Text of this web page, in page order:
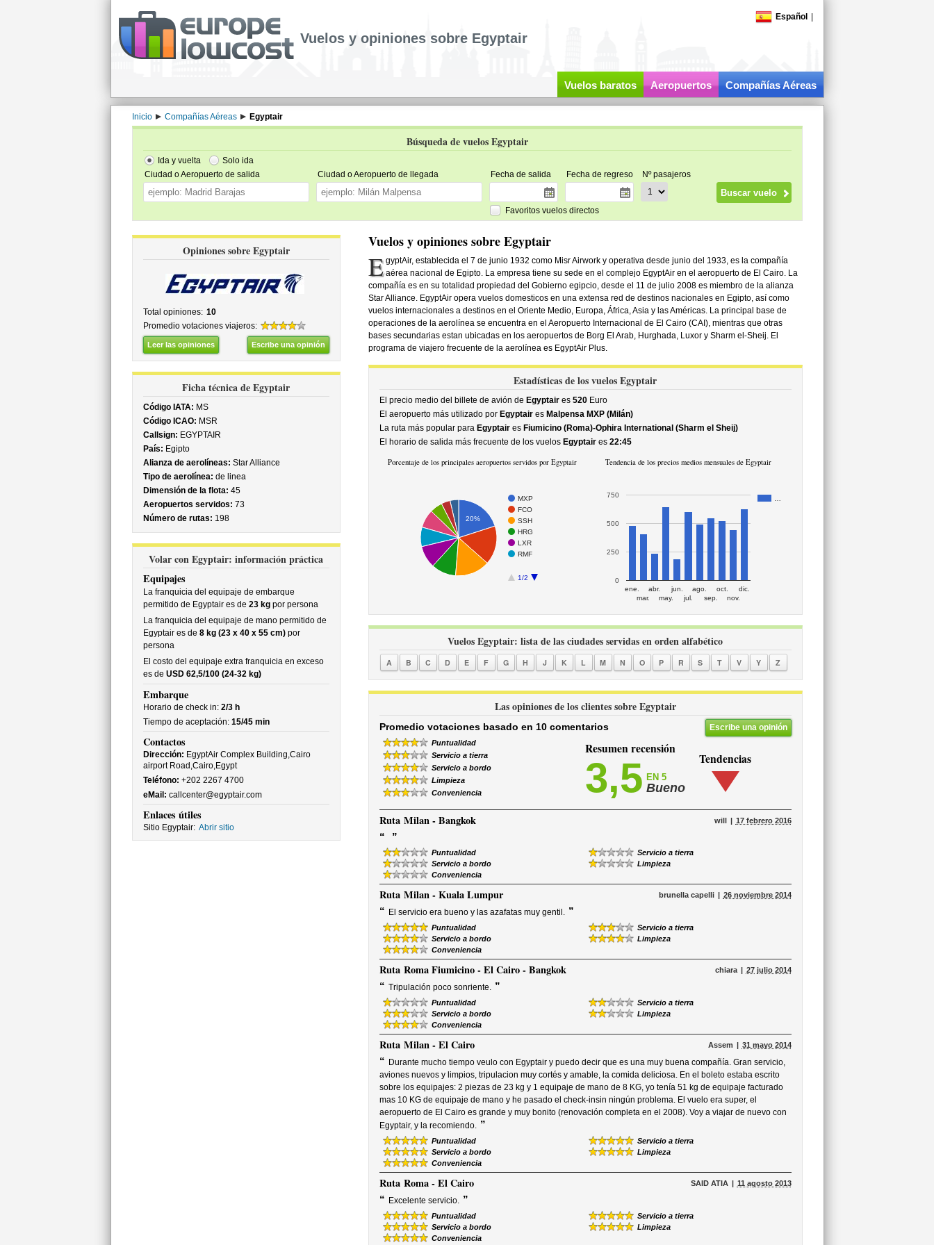
Español
Vuelos y opiniones sobre Egyptair
Vuelos baratos Aeropuertos Compañías Aéreas
Inicio Compañías Aéreas Egyptair
Búsqueda de vuelos Egyptair
Ida y vuelta
Solo ida
Ciudad o Aeropuerto de salida
Ciudad o Aeropuerto de llegada Fecha de salida Fecha de regreso Nº pasajeros
Favoritos vuelos directos
Opiniones sobre Egyptair
Total opiniones: 10
Promedio votaciones viajeros:
Leer las opiniones Escribe una opinión
Ficha técnica de Egyptair
Código IATA: MS
Código ICAO: MSR
Callsign: EGYPTAIR
País: Egipto
Alianza de aerolíneas: Star Alliance
Tipo de aerolínea: de linea
Dimensión de la flota: 45
Aeropuertos servidos: 73
Número de rutas: 198
Volar con Egyptair: información práctica
Equipajes
La franquicia del equipaje de embarque
permitido de Egyptair es de 23 kgpor persona
La franquicia del equipaje de mano permitido de
Egyptair es de 8 kg (23 x 40 x 55 cm)por
persona
El costo del equipaje extra franquicia en exceso
es de USD 62,5/100 (24-32 kg)
Embarque
Horario de check in: 2/3 h
Tiempo de aceptación: 15/45 min
Contactos
Dirección: EgyptAir Complex Building,Cairo
airport Road,Cairo,Egypt
Teléfono: +202 2267 4700
eMail: callcenter@egyptair.com
Enlaces útiles
Sitio Egyptair: Abrir sitio
Vuelos y opiniones sobre Egyptair
E gyptAir, establecida el 7 de junio 1932 como Misr Airwork y operativa desde junio del 1933, es la compañía
aérea nacional de Egipto. La empresa tiene su sede en el complejo EgyptAir en el aeropuerto de El Cairo. La
compañía es en su totalidad propiedad del Gobierno egipcio, desde el 11 de julio 2008 es miembro de la alianza
Star Alliance. EgyptAir opera vuelos domesticos en una extensa red de destinos nacionales en Egipto, así como
vuelos internacionales a destinos en el Oriente Medio, Europa, África, Asia y las Américas. La principal base de
operaciones de la aerolínea se encuentra en el Aeropuerto Internacional de El Cairo (CAI), mientras que otras
bases secundarias estan ubicadas en los aeropuertos de Borg El Arab, Hurghada, Luxor y Sharm el-Sheij. El
programa de viajero frecuente de la aerolínea es EgyptAir Plus.
Estadísticas de los vuelos Egyptair
El precio medio del billete de avión de Egyptaires 520Euro
El aeropuerto más utilizado por Egyptaires Malpensa MXP (Milán)
La ruta más popular para Egyptaires Fiumicino (Roma)-Ophira International (Sharm el Sheij)
El horario de salida más frecuente de los vuelos Egyptaires 22:45
Porcentaje de los principales aeropuertos servidos por Egyptair
MXP
FCO
SSH
HRG
LXR
RMF
1/2
20%
Tendencia de los precios medios mensuales de Egyptair
ene.
mar.
abr.
may.
jun.
jul.
ago.
sep.
oct.
nov.
dic.
0
250
500
750
Vuelos Egyptair: lista de las ciudades servidas en orden alfabético
A B C D E F G H J K L M N O P R S T V Y Z
Las opiniones de los clientes sobre Egyptair
Escribe una opinión
Promedio votaciones basado en 10 comentarios
Puntualidad
Servicio a tierra
Servicio a bordo
Limpieza
Conveniencia
Resumen recensión
3,5 EN 5
Bueno
Tendencias
Ruta Milan - Bangkok will 17 febrero 2016
“ ”
Puntualidad
Servicio a tierra
Servicio a bordo
Limpieza
Conveniencia
Ruta Milan - Kuala Lumpur brunella capelli 26 noviembre 2014
“ El servicio era bueno y las azafatas muy gentil. ”
Puntualidad
Servicio a tierra
Servicio a bordo
Limpieza
Conveniencia
Ruta Roma Fiumicino - El Cairo - Bangkok chiara 27 julio 2014
“ Tripulación poco sonriente. ”
Puntualidad
Servicio a tierra
Servicio a bordo
Limpieza
Conveniencia
Ruta Milan - El Cairo Assem 31 mayo 2014
“ Durante mucho tiempo veulo con Egyptair y puedo decir que es una muy buena compañía. Gran servicio,
aviones nuevos y limpios, tripulacion muy cortés y amable, la comida deliciosa. En el boleto estaba escrito
sobre los equipajes: 2 piezas de 23 kg y 1 equipaje de mano de 8 KG, yo tenía 51 kg de equipaje facturado
mas 10 KG de equipaje de mano y he pasado el check-insin ningún problema. El vuelo era super, el
aeropuerto de El Cairo es grande y muy bonito (renovación completa en el 2008). Voy a viajar de nuevo con
Egyptair, y la recomiendo. ”
Puntualidad
Servicio a tierra
Servicio a bordo
Limpieza
Conveniencia
Ruta Roma - El Cairo SAID ATIA 11 agosto 2013
“ Excelente servicio. ”
Puntualidad
Servicio a tierra
Servicio a bordo
Limpieza
Conveniencia